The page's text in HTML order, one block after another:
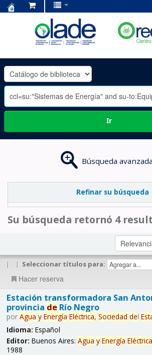
OLADE
-
Ir
Búsqueda avanzada
Refinar su búsqueda
Su búsqueda retornó 4
| | Seleccionar títulos para:
Hacer reserva
Estación transformadora San
provincia deRío Negro
por Agua y Energía Eléctrica, Sociedad del
Idioma: Español
Editor: Buenos Aires: Agua y Energía
1988